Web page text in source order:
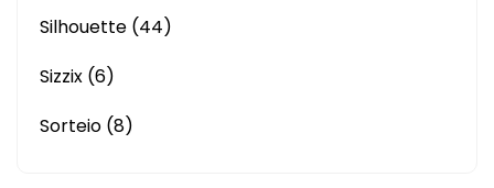
Silhouette (44)
Sizzix (6)
Sorteio (8)